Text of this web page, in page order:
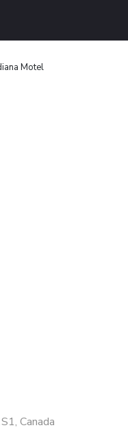
Motel
Canada